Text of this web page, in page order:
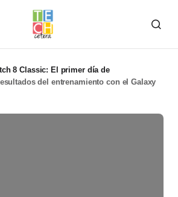
8 Classic: El primer día de
del entrenamiento con el Galaxy